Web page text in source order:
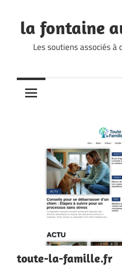
to
content
la fontaine
Les soutiens associés à
toute-la-famille.fr